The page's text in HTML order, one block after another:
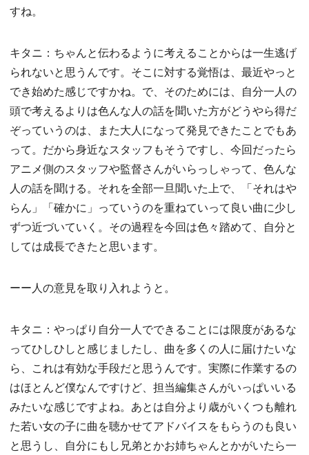
すね。
キタニ：ちゃんと伝わるように考えることからは一生逃げ
られないと思うんです。そこに対する覚悟は、最近やっと
でき始めた感じですかね。で、そのためには、自分一人の
頭で考えるよりは色んな人の話を聞いた方がどうやら得だ
ぞっていうのは、また大人になって発見できたことでもあ
って。だから身近なスタッフもそうですし、今回だったら
アニメ側のスタッフや監督さんがいらっしゃって、色んな
人の話を聞ける。それを全部一旦聞いた上で、「それはや
らん」「確かに」っていうのを重ねていって良い曲に少し
ずつ近づいていく。その過程を今回は色々踏めて、自分と
しては成長できたと思います。
ーー人の意見を取り入れようと。
キタニ：やっぱり自分一人でできることには限度があるな
ってひしひしと感じましたし、曲を多くの人に届けたいな
ら、これは有効な手段だと思うんです。実際に作業するの
はほとんど僕なんですけど、担当編集さんがいっぱいいる
みたいな感じですよね。あとは自分より歳がいくつも離れ
た若い女の子に曲を聴かせてアドバイスをもらうのも良い
と思うし、自分にもし兄弟とかお姉ちゃんとかがいたら一